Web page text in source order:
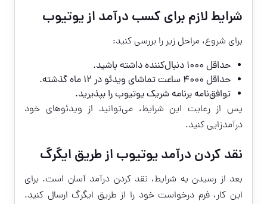
شرایط لازم برای کسب درآمد از یوتیوب
برای شروع، مراحل زیر را بررسی کنید:
حداقل ۱۰۰۰ دنبال‌کننده داشته باشید.
حداقل ۴۰۰۰ ساعت تماشای ویدئو در ۱۲ ماه گذشته.
توافق‌نامه برنامه شریک یوتیوب را بپذیرید.
پس از رعایت این شرایط، می‌توانید از ویدئوهای خود
درآمدزایی کنید.
نقد کردن درآمد یوتیوب از طریق ایگرگ
بعد از رسیدن به شرایط، نقد کردن درآمد آسان است. برای
این کار، فرم درخواست خود را از طریق ایگرگ ارسال کنید.